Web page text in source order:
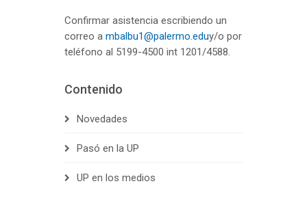
Confirmar asistencia escribiendo un
correo a mbalbu1@palermo.eduy/o por
teléfono al 5199-4500 int 1201/4588.
Contenido
Novedades
Pasó en la UP
UP en los medios